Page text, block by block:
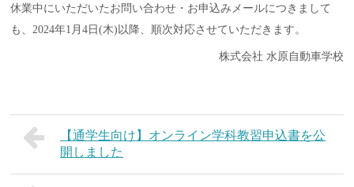
休業中にいただいたお問い合わせ・お申込みメールにつきまして
も、2024年1月4日(木)以降、順次対応させていただきます。
株式会社 水原自動車学校
【通学生向け】オンライン学科教習申込書を公
開しました